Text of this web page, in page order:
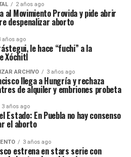
2 años ago
al Movimiento Provida y pide abrir
despenalizar aborto
años ago
le hace “fuchi” a la
Xóchitl
ARCHIVO 3 años ago
llega a Hungría y rechaza
de alquiler y embriones probeta
3 años ago
Estado: En Puebla no hay consenso
el aborto
3 años ago
estrena en stars serie con